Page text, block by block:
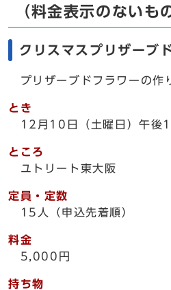
（料金表示のないも
クリスマスプリザーブ
プリザーブドフラワーの作
とき
12月10日（土曜日）午後
ところ
ユトリート東大阪
定員・定数
15人（申込先着順）
料金
5,000円
持ち物